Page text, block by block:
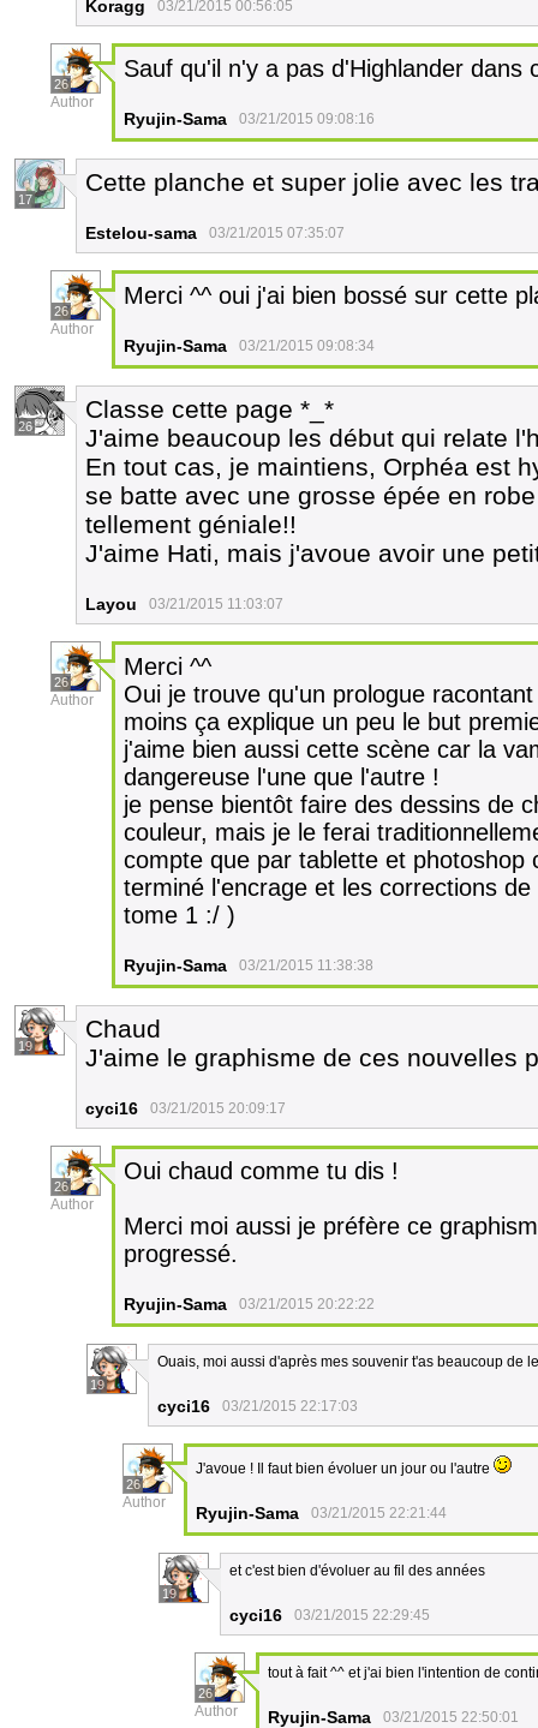
Koragg 03/21/2015 00:56:05
26
Author
Sauf qu'il n'y a pas d'Highlander dans
Ryujin-Sama 03/21/2015 09:08:16
17
Cette planche et super jolie avec les
Estelou-sama 03/21/2015 07:35:07
26
Author
Merci ^^ oui j'ai bien bossé sur cette
Ryujin-Sama 03/21/2015 09:08:34
26
Classe cette page *_*
J'aime beaucoup les début qui relate
En tout cas, je maintiens, Orphéa est
se batte avec une grosse épée en
tellement géniale!!
J'aime Hati, mais j'avoue avoir une
Layou 03/21/2015 11:03:07
26
Author
Merci ^^
Oui je trouve qu'un prologue
moins ça explique un peu le but
j'aime bien aussi cette scène car la
dangereuse l'une que l'autre !
je pense bientôt faire des dessins de
couleur, mais je le ferai
compte que par tablette et
terminé l'encrage et les corrections
tome 1 :/ )
Ryujin-Sama 03/21/2015 11:38:38
19
Chaud
J'aime le graphisme de ces nouvelles
cyci16 03/21/2015 20:09:17
26
Author
Oui chaud comme tu dis !
Merci moi aussi je préfère ce
progressé.
Ryujin-Sama 03/21/2015 20:22:22
19
Ouais, moi aussi d'après mes souvenir t'as beaucoup de
cyci16 03/21/2015 22:17:03
26
Author
J'avoue ! Il faut bien évoluer un jour ou l'autre
Ryujin-Sama 03/21/2015 22:21:44
19
et c'est bien d'évoluer au fil des années
cyci16 03/21/2015 22:29:45
26
Author
tout à fait ^^ et j'ai bien l'intention de
Ryujin-Sama 03/21/2015 22:50:01